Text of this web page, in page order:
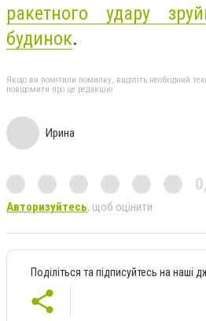
ракетного удару
будинок.
Якщо ви помітили помилку, виділіть необхідний
повідомити про це редакцію
Ирина
Авторизуйтесь, щоб оцінити
Поділіться та підписуйтесь на наші